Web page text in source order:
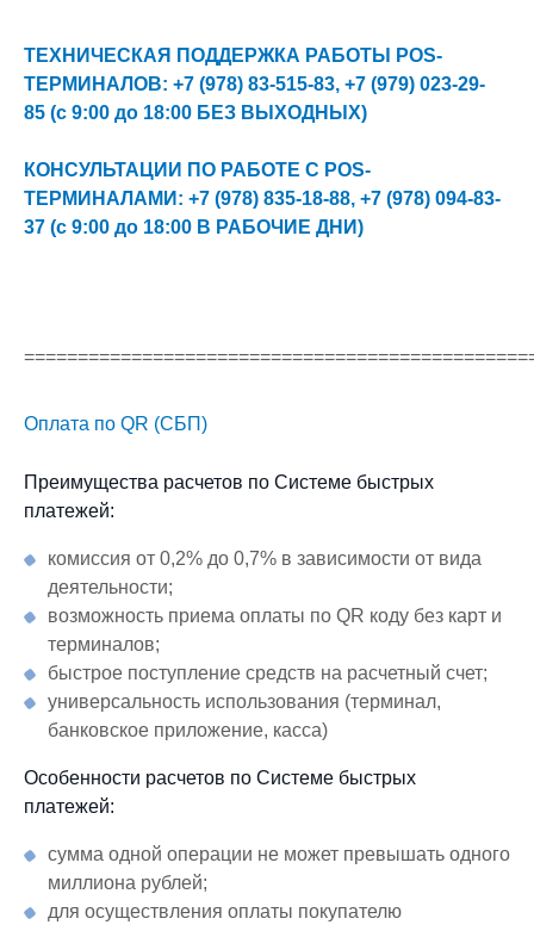
ТЕХНИЧЕСКАЯ ПОДДЕРЖКА РАБОТЫ POS-
ТЕРМИНАЛОВ: +7 (978) 83-515-83, +7 (979) 023-29-
85 (с 9:00 до 18:00 БЕЗ ВЫХОДНЫХ)
КОНСУЛЬТАЦИИ ПО РАБОТЕ С POS-
ТЕРМИНАЛАМИ: +7 (978) 835-18-88, +7 (978) 094-83-
37 (с 9:00 до 18:00 В РАБОЧИЕ ДНИ)
Оплата по QR (СБП)
Преимущества расчетов по Системе быстрых
платежей:
комиссия от 0,2% до 0,7% в зависимости от вида
деятельности;
возможность приема оплаты по QR коду без карт и
терминалов;
быстрое поступление средств на расчетный счет;
универсальность использования (терминал,
банковское приложение, касса)
Особенности расчетов по Системе быстрых
платежей:
сумма одной операции не может превышать одного
миллиона рублей;
для осуществления оплаты покупателю